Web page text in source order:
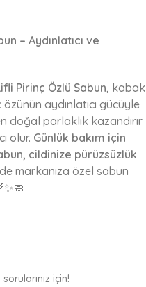
– Aydınlatıcı ve
Pirinç Özlü Sabun, kabak
aydınlatıcı gücüyle
doğal parlaklık kazandırır
olur. Günlük bakım için
cildinize pürüzsüzlük
markanıza özel sabun
için!